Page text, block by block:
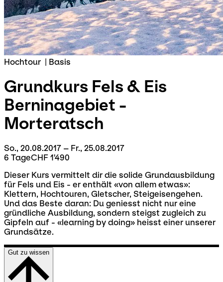
Hochtour | Basis
Grundkurs Fels & Eis
Berninagebiet -
Morteratsch
So., 20.08.2017 – Fr., 25.08.2017
6 TageCHF 1'490
Dieser Kurs vermittelt dir die solide Grundausbildung
für Fels und Eis - er enthält «von allem etwas»:
Klettern, Hochtouren, Gletscher, Steigeisengehen.
Und das Beste daran: Du geniesst nicht nur eine
gründliche Ausbildung, sondern steigst zugleich zu
Gipfeln auf - «learning by doing» heisst einer unserer
Grundsätze.
Gut zu wissen